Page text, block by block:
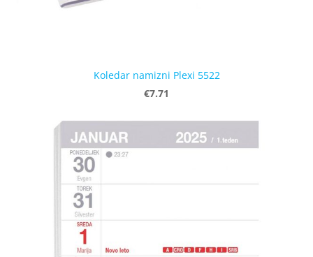
Koledar namizni Plexi 5522
€7.71